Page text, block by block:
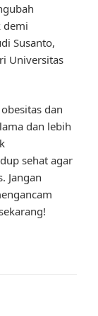
demi
Susanto,
Universitas
dan
dan lebih
sehat agar
Jangan